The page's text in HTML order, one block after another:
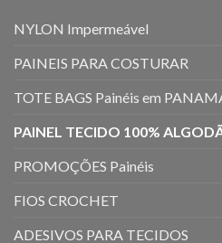
NYLON Impermeável
PAINEIS PARA COSTURAR
TOTE BAGS Painéis em
PAINEL TECIDO 100%
PROMOÇÕES Painéis
FIOS CROCHET
ADESIVOS PARA TECIDOS